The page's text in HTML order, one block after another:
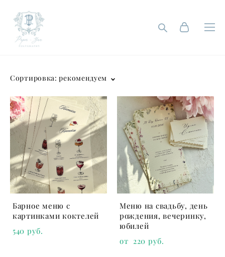
Сортировка: рекомендуем
Барное меню с
картинками коктелей
540 pуб.
Меню на свадьбу, день
рождения, вечеринку,
юбилей
от 220 pуб.